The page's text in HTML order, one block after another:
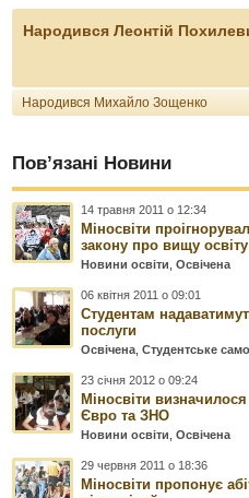
Народився Леонтій
Народився Михайло Зощенко
Пов’язані Новини
14 травня 2011 о 12:34
Міносвіти
закону про вищу освіту
Новини освіти ,Освічена
06 квітня 2011 о 09:01
Студентам
послуги
Освічена ,Студентське
23 січня 2012 о 09:24
Міносвіти
Євро та ЗНО
Новини освіти ,Освічена
29 червня 2011 о 18:36
Міносвіти пропонує